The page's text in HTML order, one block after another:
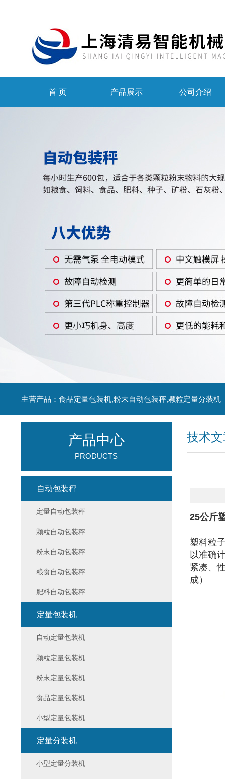
首 页 产品展示 公司介绍
主营产品：食品定量包装机,粉末自动包装秤,颗粒定量分装机
技术
25公斤
塑料粒
以准确
紧凑、
成）
产品中心
PRODUCTS
自动包装秤
定量自动包装秤
颗粒自动包装秤
粉末自动包装秤
粮食自动包装秤
肥料自动包装秤
定量包装机
自动定量包装机
颗粒定量包装机
粉末定量包装机
食品定量包装机
小型定量包装机
定量分装机
小型定量分装机